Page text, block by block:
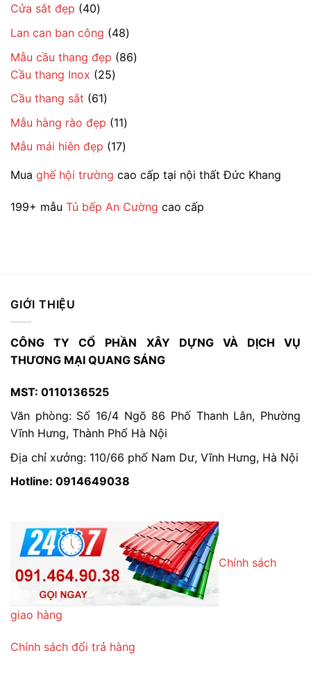
phẩm
Cửa sắt đẹp 4040
sản
phẩm
Lan can ban công 4848
sản
phẩm
Mẫu cầu thang đẹp 8686
Cầu thang Inox 2525
Cầu thang sắt 6161
sản
phẩm
Mẫu hàng rào đẹp 1111
sản
phẩm
Mẫu mái hiên đẹp 1717
phẩm
Mua ghế hội trường cao cấp tại nội thất Đức Khang
199+ mẫu Tủ bếp An Cường cao cấp
GIỚI THIỆU
CÔNG TY CỔ PHẦN XÂY DỰNG VÀ DỊCH VỤ
THƯƠNG MẠI QUANG SÁNG
MST: 0110136525
Văn phòng: Số 16/4 Ngõ 86 Phố Thanh Lân, Phường
Vĩnh Hưng, Thành Phố Hà Nội
Địa chỉ xưởng: 110/66 phố Nam Dư, Vĩnh Hưng, Hà Nội
Hotline: 0914649038
Chính sách
giao hàng
Chính sách đổi trả hàng